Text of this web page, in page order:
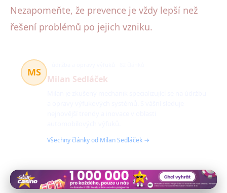
Nezapomeňte, že prevence je vždy lepší než
řešení problémů po jejich vzniku.
MS
Milan Sedláček
Všechny články od Milan Sedláček →